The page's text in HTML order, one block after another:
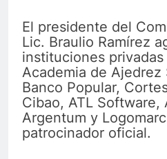
El presidente del
Lic. Braulio Ramírez
instituciones
Academia de Ajedrez
Banco Popular,
Cibao, ATL Software,
Argentum y
patrocinador oficial.